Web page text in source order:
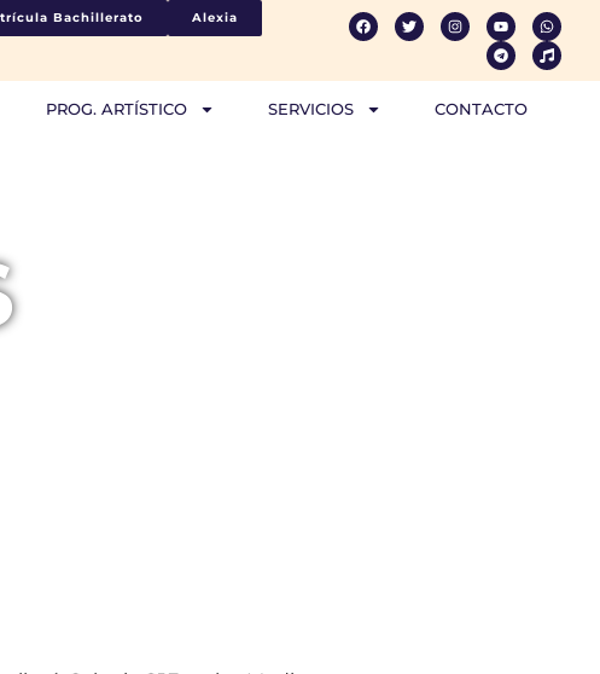
Bachillerato Alexia
PROG. ARTÍSTICO SERVICIOS CONTACTO